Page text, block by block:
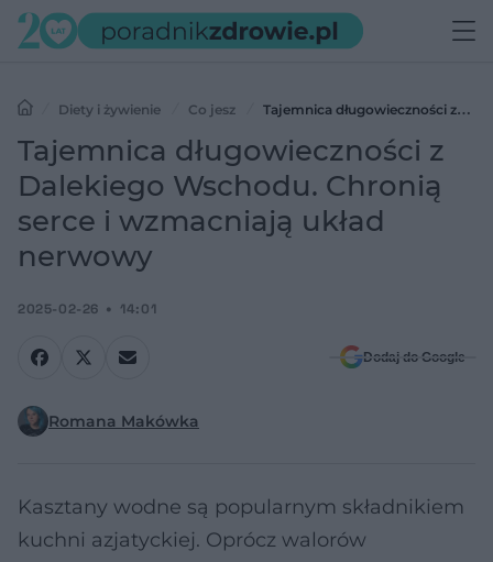
Diety i żywienie Co jesz
Tajemnica długowieczności z
Dalekiego Wschodu. Chronią serce i wzmacniają układ nerwowy
Tajemnica długowieczności z
Dalekiego Wschodu. Chronią
serce i wzmacniają układ
nerwowy
2025-02-26 14:01
Dodaj do Google
Romana Makówka
Kasztany wodne są popularnym składnikiem
kuchni azjatyckiej. Oprócz walorów